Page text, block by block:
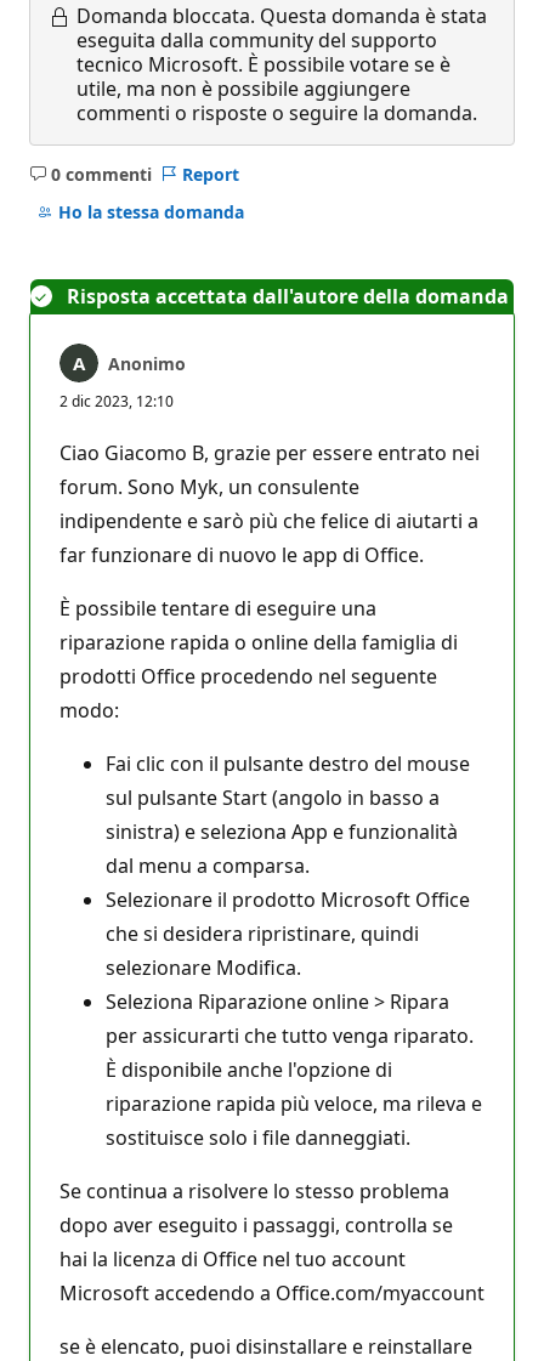
Domanda bloccata. Questa domanda è stata
eseguita dalla community del supporto
tecnico Microsoft. È possibile votare se è
utile, ma non è possibile aggiungere
commenti o risposte o seguire la domanda.
0 commenti
Nessun
commento
Report
Ho la stessa domanda
Risposta accettata dall'autore della domanda
Anonimo
2 dic 2023, 12:10
Ciao Giacomo B, grazie per essere entrato nei
forum. Sono Myk, un consulente
indipendente e sarò più che felice di aiutarti a
far funzionare di nuovo le app di Office.
È possibile tentare di eseguire una
riparazione rapida o online della famiglia di
prodotti Office procedendo nel seguente
modo:
Fai clic con il pulsante destro del mouse
sul pulsante Start (angolo in basso a
sinistra) e seleziona App e funzionalità
dal menu a comparsa.
Selezionare il prodotto Microsoft Office
che si desidera ripristinare, quindi
selezionare Modifica.
Seleziona Riparazione online > Ripara
per assicurarti che tutto venga riparato.
È disponibile anche l'opzione di
riparazione rapida più veloce, ma rileva e
sostituisce solo i file danneggiati.
Se continua a risolvere lo stesso problema
dopo aver eseguito i passaggi, controlla se
hai la licenza di Office nel tuo account
Microsoft accedendo a Office.com/myaccount
se è elencato, puoi disinstallare e reinstallare